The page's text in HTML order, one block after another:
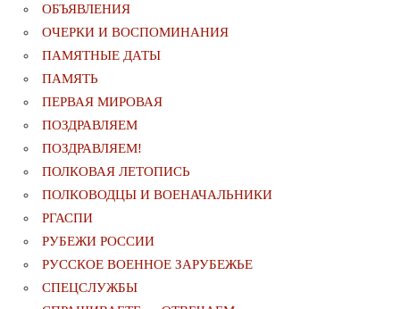
ОБЪЯВЛЕНИЯ
ОЧЕРКИ И ВОСПОМИНАНИЯ
ПАМЯТНЫЕ ДАТЫ
ПАМЯТЬ
ПЕРВАЯ МИРОВАЯ
ПОЗДРАВЛЯЕМ
ПОЗДРАВЛЯЕМ!
ПОЛКОВАЯ ЛЕТОПИСЬ
ПОЛКОВОДЦЫ И ВОЕНАЧАЛЬНИКИ
РГАСПИ
РУБЕЖИ РОССИИ
РУССКОЕ ВОЕННОЕ ЗАРУБЕЖЬЕ
СПЕЦСЛУЖБЫ